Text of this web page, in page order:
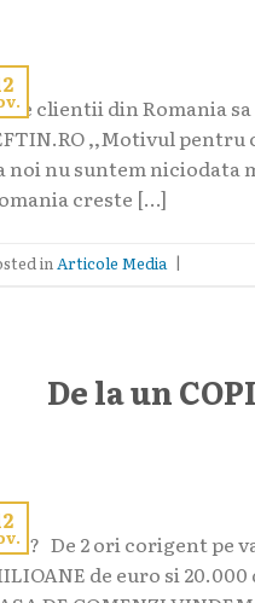
clientii din Romania sa
,,Motivul pentru
noi nu suntem niciodata
creste […]
inArticole Media |
De la un
De 2 ori corigent pe
de euro si